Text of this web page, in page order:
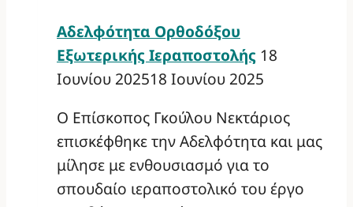
Αδελφότητα Ορθοδόξου
Εξωτερικής Ιεραποστολής 18
Ιουνίου 202518 Ιουνίου 2025
Ο Επίσκοπος Γκούλου Νεκτάριος
επισκέφθηκε την Αδελφότητα και μας
μίλησε με ενθουσιασμό για το
σπουδαίο ιεραποστολικό του έργο